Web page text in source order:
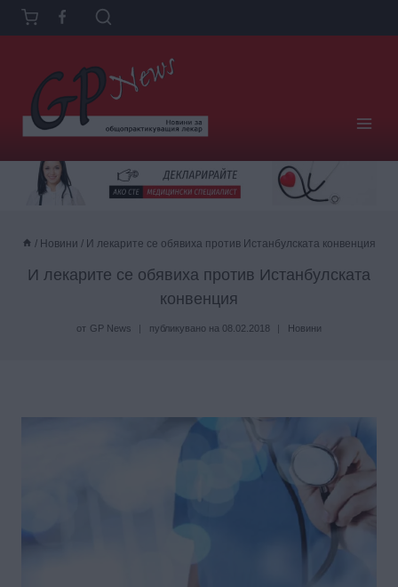
Към
съдържанието
/ Новини / И лекарите се обявиха против Истанбулската конвенция
И лекарите се обявиха против Истанбулската
конвенция
от GP News публикувано на 08.02.2018 Новини